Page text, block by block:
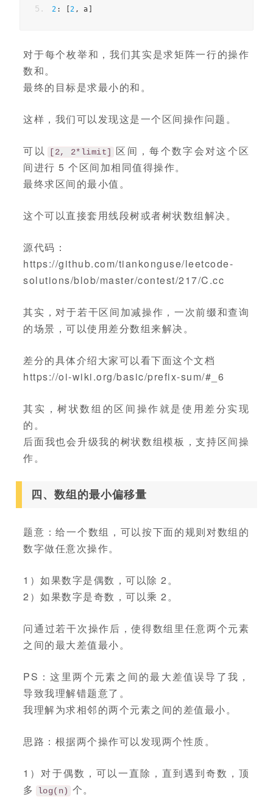
2 : [2 , a
对于每个枚举和，我们其实是求矩阵一行的操作
数和。
最终的目标是求最小的和。
这样，我们可以发现这是一个区间操作问题。
可以 [2, 2*limit]
区间，每个数字会对这个区
间进行 5 个区间加相同值得操作。
最终求区间的最小值。
这个可以直接套用线段树或者树状数组解决。
源代码：
https://github.com/tiankonguse/leetcode-
solutions/blob/master/contest/217/C.cc
其实，对于若干区间加减操作，一次前缀和查询
的场景，可以使用差分数组来解决。
差分的具体介绍大家可以看下面这个文档
https://oi-wiki.org/basic/prefix-sum/#_6
其实，树状数组的区间操作就是使用差分实现
的。
后面我也会升级我的树状数组模板，支持区间操
作。
四、数组的最小偏移量
题意：给一个数组，可以按下面的规则对数组的
数字做任意次操作。
1）如果数字是偶数，可以除 2。
2）如果数字是奇数，可以乘 2。
问通过若干次操作后，使得数组里任意两个元素
之间的最大差值最小。
PS：这里两个元素之间的最大差值误导了我，
导致我理解错题意了。
我理解为求相邻的两个元素之间的差值最小。
思路：根据两个操作可以发现两个性质。
1）对于偶数，可以一直除，直到遇到奇数，顶
多
log(n) 个。